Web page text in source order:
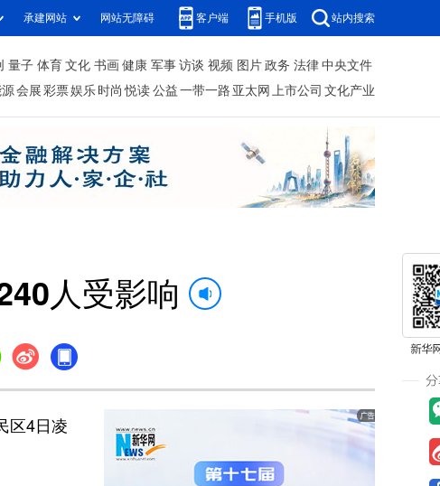
承建网站 网站无障碍 客户端 手机版 站内搜索
量子 体育 文化 书画 健康 军事 访谈 视频 图片 政务 法律 中央文件
会展 彩票娱乐 时尚 悦读 公益 一带一路 亚太网 上市公司 文化产业
人受影响
区4日凌